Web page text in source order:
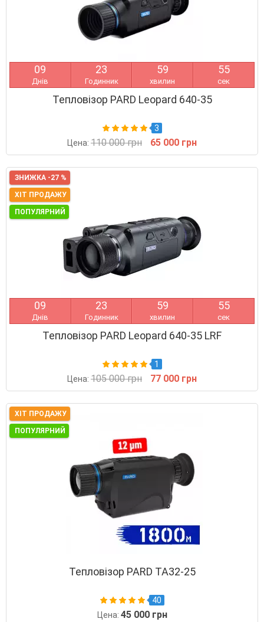
09
Днів
23
Годинник
59
хвилин
54
сек
Тепловізор PARD Leopard 640-35
3
Цена: 110 000 грн 65 000 грн
ЗНИЖКА -27 %
ХІТ ПРОДАЖУ
ПОПУЛЯРНИЙ
09
Днів
23
Годинник
59
хвилин
54
сек
Тепловізор PARD Leopard 640-35 LRF
1
Цена: 105 000 грн 77 000 грн
ХІТ ПРОДАЖУ
ПОПУЛЯРНИЙ
Тепловізор PARD TA32-25
40
Цена: 45 000 грн